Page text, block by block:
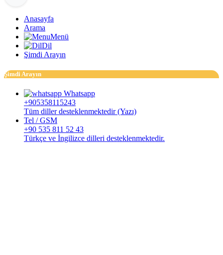
Anasayfa
Arama
Menü
Dil
Şimdi Arayın
Şimdi Arayın
Whatsapp
+905358115243
Tüm diller desteklenmektedir (Yazı)
Tel / GSM
+90 535 811 52 43
Türkçe ve İngilizce dilleri desteklenmektedir.